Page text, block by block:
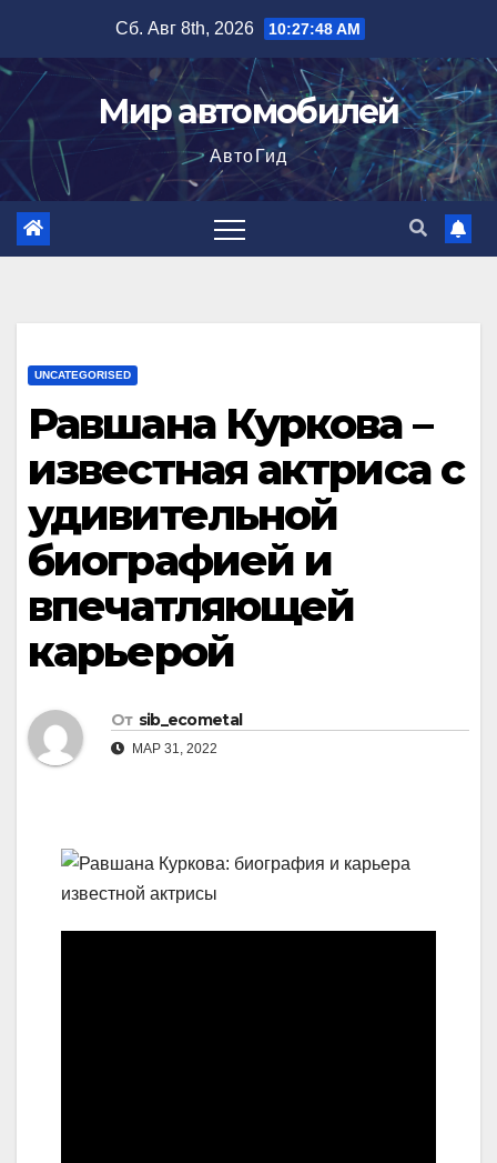
содержимому
Сб. Авг 8th, 2026 10:27:49 AM
Мир автомобилей
АвтоГид
UNCATEGORISED
Равшана Куркова –
известная актриса с
удивительной
биографией и
впечатляющей
карьерой
От sib_ecometal
МАР 31, 2022